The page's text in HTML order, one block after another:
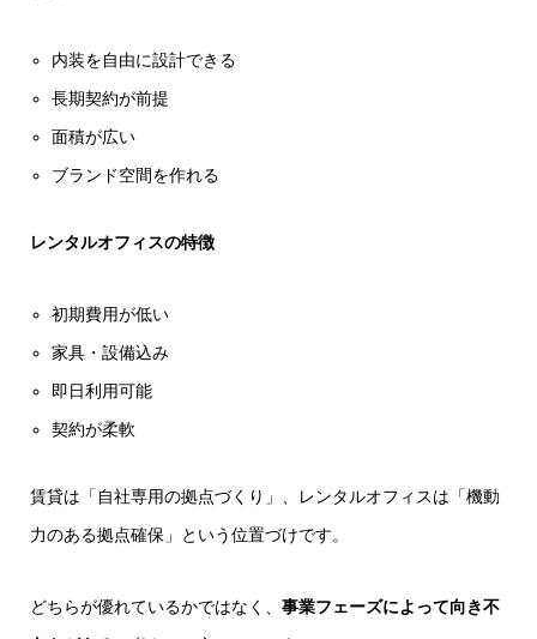
内装を自由に設計できる
長期契約が前提
面積が広い
ブランド空間を作れる
レンタルオフィスの特徴
初期費用が低い
家具・設備込み
即日利用可能
契約が柔軟
賃貸は「自社専用の拠点づくり」、レンタルオフィスは「機動
力のある拠点確保」という位置づけです。
どちらが優れているかではなく、 事業フェーズによって向き不